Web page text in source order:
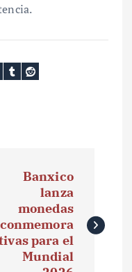
Banxico
lanza
monedas
conmemora
para el
Mundial